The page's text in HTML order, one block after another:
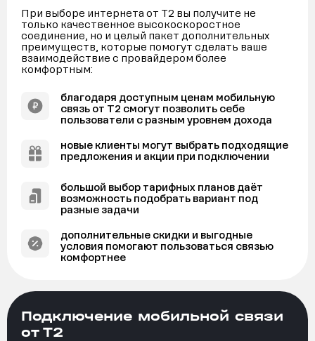
Подключение мобильной связи
от Т2
При выборе интернета от Т2 вы получите не
только качественное высокоскоростное
соединение, но и целый пакет дополнительных
преимуществ, которые помогут сделать ваше
взаимодействие с провайдером более
комфортным:
благодаря доступным ценам мобильную
связь от Т2 смогут позволить себе
пользователи с разным уровнем дохода
новые клиенты могут выбрать подходящие
предложения и акции при подключении
большой выбор тарифных планов даёт
возможность подобрать вариант под
разные задачи
дополнительные скидки и выгодные
условия помогают пользоваться связью
комфортнее